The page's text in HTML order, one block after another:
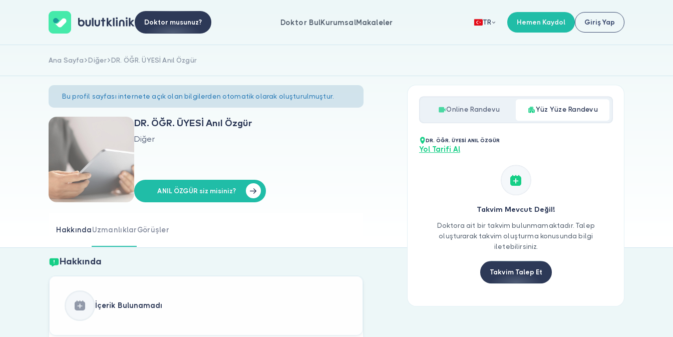
Doktor musunuz? Doktor BulKurumsalMakaleler TR Hemen Kaydol Giriş Yap
Ana Sayfa Diğer DR. ÖĞR. ÜYESİ Anıl Özgür
Bu profil sayfası internete açık olan bilgilerden otomatik olarak oluşturulmuştur.
DR. ÖĞR. ÜYESİ Anıl Özgür
Diğer
ANIL ÖZGÜR siz misiniz?
HakkındaUzmanlıklarGörüşler
Hakkında
İçerik Bulunamadı
Online Randevu Yüz Yüze Randevu
DR. ÖĞR. ÜYESİ ANIL ÖZGÜR
Yol Tarifi Al
Takvim Mevcut Değil!
Doktora ait bir takvim bulunmamaktadır. Talep
oluşturarak takvim oluşturma konusunda bilgi
iletebilirsiniz.
Takvim Talep Et